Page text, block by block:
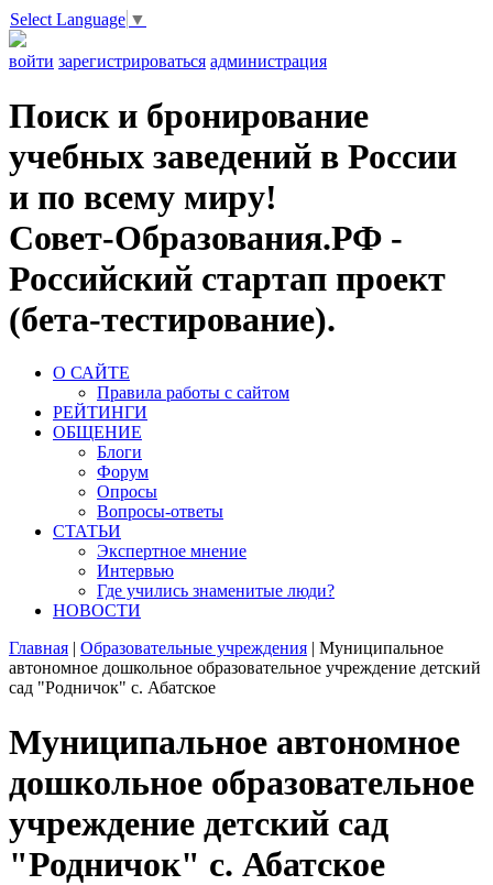
Select Language ▼
войти зарегистрироваться администрация
Поиск и бронирование
учебных заведений в России
и по всему миру!
Совет-Образования.РФ -
Российский стартап проект
(бета-тестирование).
О САЙТЕ
Правила работы с сайтом
РЕЙТИНГИ
ОБЩЕНИЕ
Блоги
Форум
Опросы
Вопросы-ответы
СТАТЬИ
Экспертное мнение
Интервью
Где учились знаменитые люди?
НОВОСТИ
Главная | Образовательные учреждения | Муниципальное
автономное дошкольное образовательное учреждение детский
сад "Родничок" с. Абатское
Муниципальное автономное
дошкольное образовательное
учреждение детский сад
"Родничок" с. Абатское